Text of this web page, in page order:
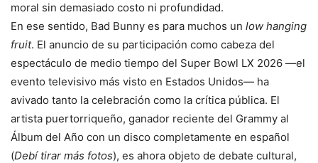
moral sin demasiado costo ni profundidad.
En ese sentido, Bad Bunny es para muchos un low hanging
fruit. El anuncio de su participación como cabeza del
espectáculo de medio tiempo del Super Bowl LX 2026 —el
evento televisivo más visto en Estados Unidos— ha
avivado tanto la celebración como la crítica pública. El
artista puertorriqueño, ganador reciente del Grammy al
Álbum del Año con un disco completamente en español
(Debí tirar más fotos), es ahora objeto de debate cultural,